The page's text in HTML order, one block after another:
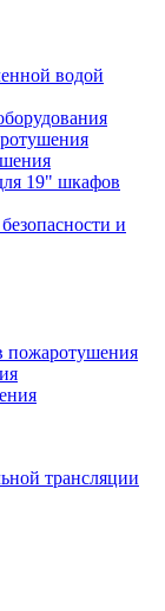
водой
19" шкафов
и
пожаротушения
трансляции